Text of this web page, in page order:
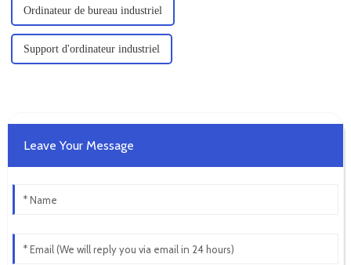
Ordinateur de bureau industriel
Support d'ordinateur industriel
Leave Your Message